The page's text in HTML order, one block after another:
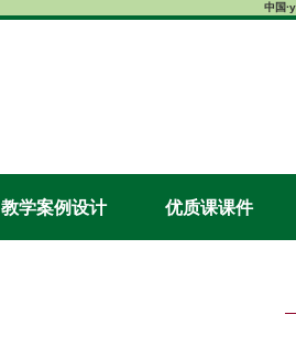
中国
教学案例设计 优质课课件